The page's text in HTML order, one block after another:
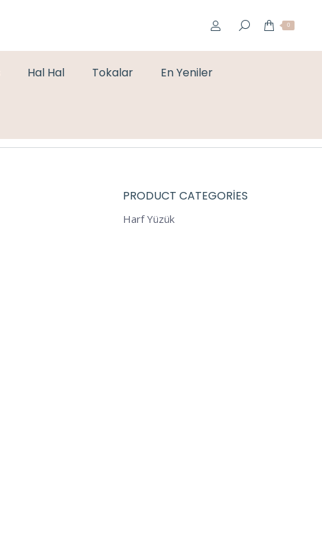
0
Hal Hal Tokalar En Yeniler
PRODUCT CATEGORIES
Harf Yüzük